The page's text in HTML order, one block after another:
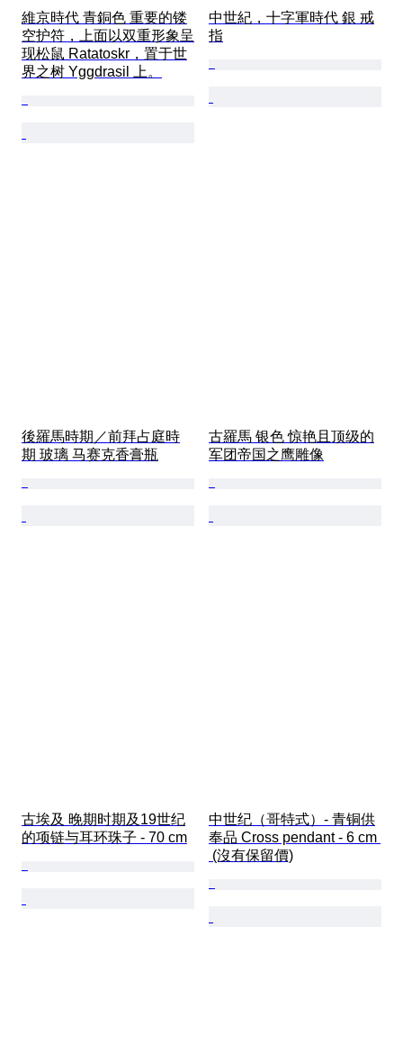
維京時代 青銅色 重要的镂
空护符，上面以双重形象呈
现松鼠 Ratatoskr，置于世
界之树 Yggdrasil 上。
中世紀，十字軍時代 銀 戒
指
後羅馬時期／前拜占庭時
期 玻璃 马赛克香膏瓶
古羅馬 银色 惊艳且顶级的
军团帝国之鹰雕像
古埃及 晚期时期及19世纪
的项链与耳环珠子 - 70 cm
中世纪（哥特式）- 青铜供
奉品 Cross pendant - 6 cm
(沒有保留價)